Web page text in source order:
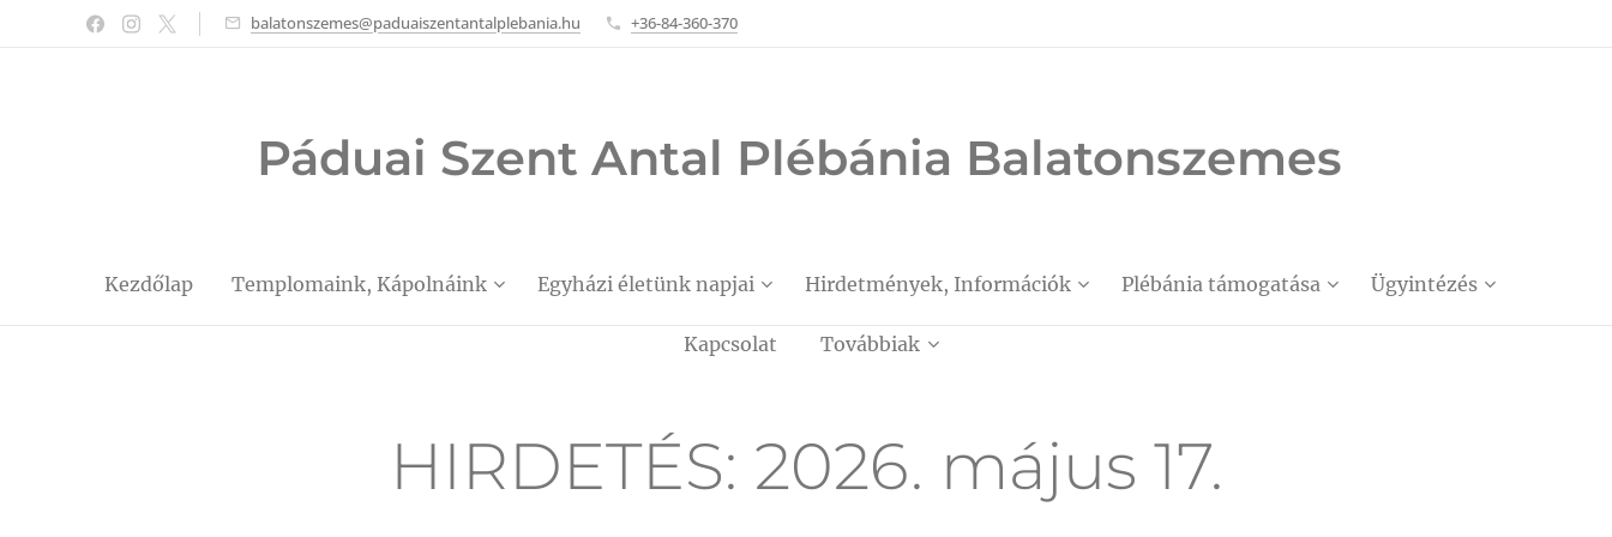
balatonszemes@paduaiszentantalplebania.hu +36-84-360-370
Páduai Szent Antal Plébánia Balatonszemes
Kezdőlap Templomaink, Kápolnáink Egyházi életünk napjai Hirdetmények, Információk Plébánia támogatása Ügyintézés
Kapcsolat Továbbiak
HIRDETÉS: 2026. május 17.